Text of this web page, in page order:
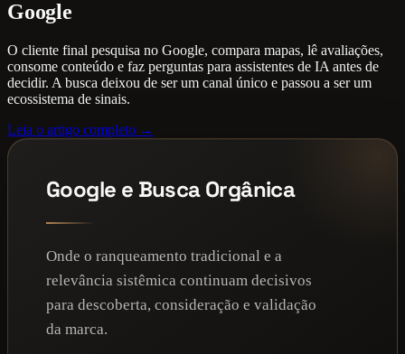
Google
O cliente final pesquisa no Google, compara mapas, lê avaliações,
consome conteúdo e faz perguntas para assistentes de IA antes de
decidir. A busca deixou de ser um canal único e passou a ser um
ecossistema de sinais.
Leia o artigo completo →
Google e Busca Orgânica
Onde o ranqueamento tradicional e a
relevância sistêmica continuam decisivos
para descoberta, consideração e validação
da marca.